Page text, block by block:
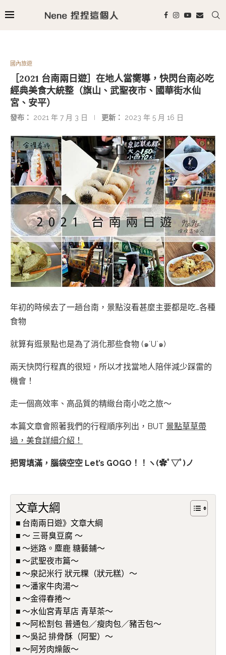
國內旅遊
［2021 台南兩日遊］在地人當嚮導，快閃台南必吃
經典美食大統整（旗山、武聖夜市、國華街水仙
宮、安平）
發布： 2021 年 7 月 3 日 更新： 2023 年 5 月 16 日
年初的時候去了一趟台南，景點沒看甚麼主要都是吃…各種
食物
就算有逛景點也是為了消化那些食物 (๑´U`๑)
兩天快閃行程真的很短，所以才找當地人陪伴減少踩雷的
機會！
走一個高效率、高品質的精緻台南小吃之旅～
本篇文章會照著我們的行程順序列出，BUT 景點草草帶
過，美食詳細介紹！
把胃填滿，腦袋空空 Let’s GOGO！！ヽ(✿ﾟ▽ﾟ)ノ
文章大綱
台南兩日遊》文章大綱
～ 三哥臭豆腐 ～
～迷路。麋鹿 糖藝鋪～
～武聖夜市篇～
～泉記米行 狀元粿（狀元糕）～
～潘家牛肉湯～
～金得春捲～
～水仙宮青草店 青草茶～
～阿松割包 普通包／瘦肉包／豬舌包～
～吳記 排骨酥（阿聖）～
～阿芳肉燥飯～